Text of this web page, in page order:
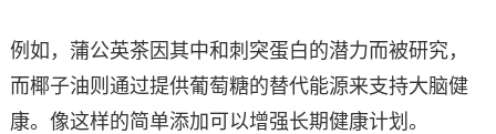
例如，蒲公英茶因其中和刺突蛋白的潜力而被研究，
而椰子油则通过提供葡萄糖的替代能源来支持大脑健
康。像这样的简单添加可以增强长期健康计划。